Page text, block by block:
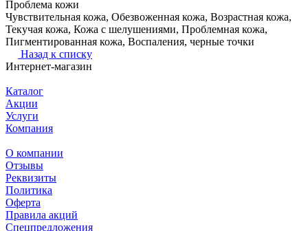
Проблема кожи
Чувствительная кожа, Обезвоженная кожа, Возрастная кожа,
Текучая кожа, Кожа с шелушениями, Проблемная кожа,
Пигментированная кожа, Воспаления, черные точки
Назад к списку
Интернет-магазин
Каталог
Акции
Услуги
Компания
О компании
Отзывы
Реквизиты
Политика
Оферта
Правила акций
Спецпредложения